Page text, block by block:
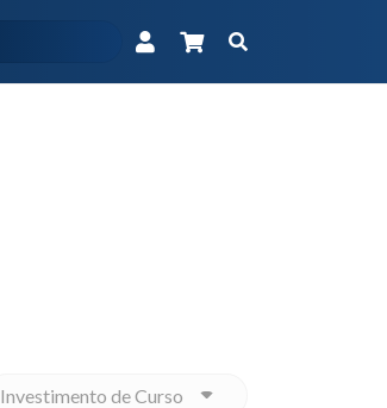
Investimento de Curso